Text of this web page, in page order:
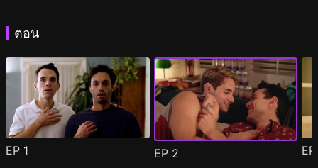
ตอน
EP 1 EP 2